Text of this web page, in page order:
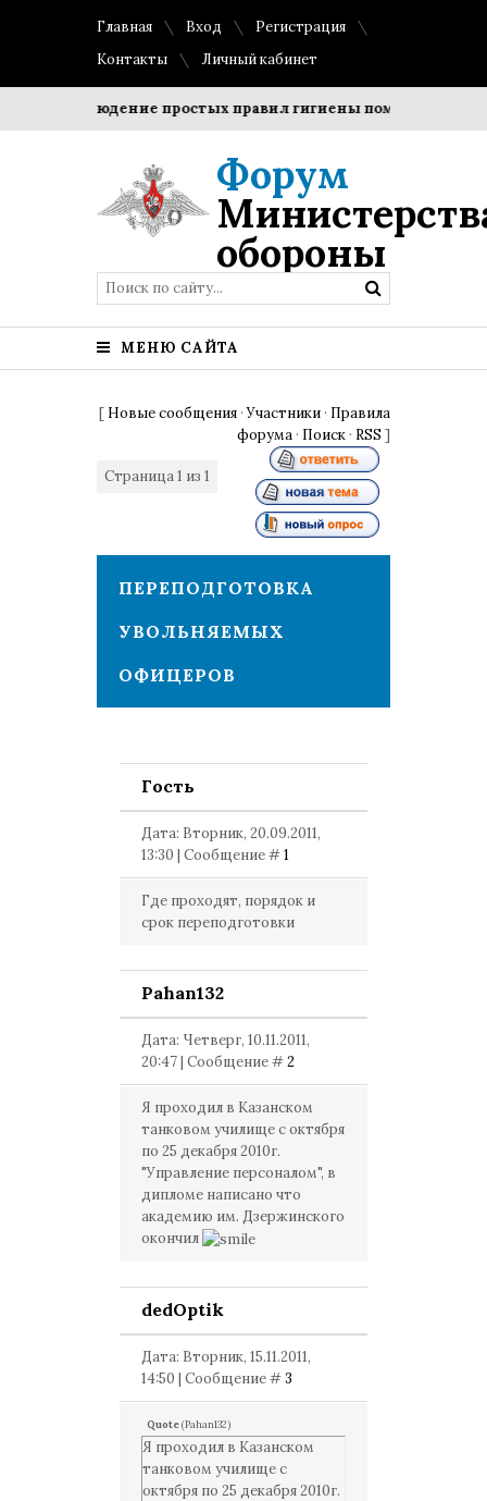
Главная Вход
Регистрация
Контакты
Личный кабинет
Соблюдение простых правил гигиены помогает
Форум
обороны
МЕНЮ САЙТА
[ Новые сообщения ·Участники · Правила
форума · Поиск · RSS ]
Страница1 из 1
ПЕРЕПОДГОТОВКА
УВОЛЬНЯЕМЫХ
ОФИЦЕРОВ
Гость
Дата: Вторник, 20.09.2011,
13:30 | Сообщение #1
Где проходят, порядок и
срок переподготовки
Pahan132
Дата: Четверг, 10.11.2011,
20:47 | Сообщение #2
Я проходил в Казанском
танковом училище с октября
по 25 декабря 2010г.
"Управление персоналом", в
дипломе написано что
академию им. Дзержинского
окончил
dedOptik
Дата: Вторник, 15.11.2011,
14:50 | Сообщение #3
Quote(Pahan132)
Я проходил в Казанском
танковом училище с
октября по 25 декабря 2010г.